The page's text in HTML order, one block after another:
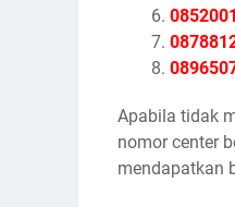
Apabila tidak
nomor center
mendapatkan